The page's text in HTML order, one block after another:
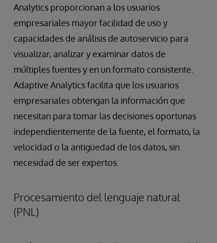
Analytics proporcionan a los usuarios
empresariales mayor facilidad de uso y
capacidades de análisis de autoservicio para
visualizar, analizar y examinar datos de
múltiples fuentes y en un formato consistente.
Adaptive Analytics facilita que los usuarios
empresariales obtengan la información que
necesitan para tomar las decisiones oportunas
independientemente de la fuente, el formato, la
velocidad o la antigüedad de los datos, sin
necesidad de ser expertos.
Procesamiento del lenguaje natural
(PNL)